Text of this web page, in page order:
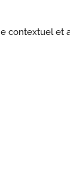
contextuel et